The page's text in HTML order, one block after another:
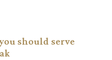
should serve